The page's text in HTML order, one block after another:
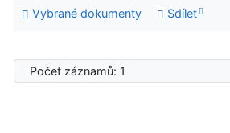
Vybrané dokumenty
Sdílet
Počet záznamů: 1